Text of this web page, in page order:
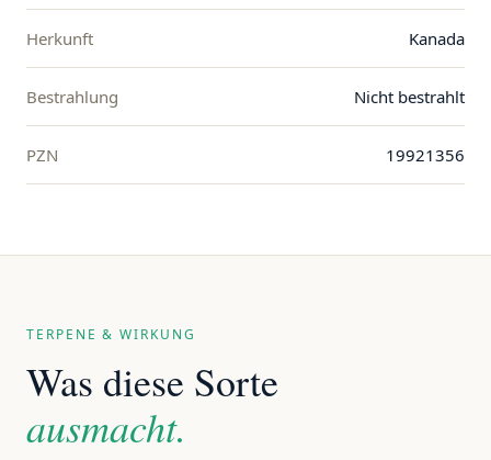
Herkunft Kanada
Bestrahlung Nicht bestrahlt
PZN 19921356
TERPENE & WIRKUNG
Was diese Sorte
ausmacht.